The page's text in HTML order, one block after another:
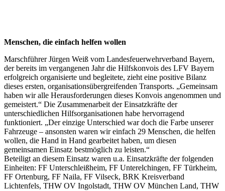
Menschen, die einfach helfen wollen
Marschführer Jürgen Weiß vom Landesfeuerwehrverband Bayern,
der bereits im vergangenen Jahr die Hilfskonvois des LFV Bayern
erfolgreich organisierte und begleitete, zieht eine positive Bilanz
dieses ersten, organisationsübergreifenden Transports. „Gemeinsam
haben wir alle Herausforderungen dieses Konvois angenommen und
gemeistert.“ Die Zusammenarbeit der Einsatzkräfte der
unterschiedlichen Hilfsorganisationen habe hervorragend
funktioniert. „Der einzige Unterschied war doch die Farbe unserer
Fahrzeuge – ansonsten waren wir einfach 29 Menschen, die helfen
wollen, die Hand in Hand gearbeitet haben, um diesen
gemeinsamen Einsatz bestmöglich zu leisten.“
Beteiligt an diesem Einsatz waren u.a. Einsatzkräfte der folgenden
Einheiten: FF Unterschleißheim, FF Unterelchingen, FF Türkheim,
FF Ortenburg, FF Naila, FF Vilseck, BRK Kreisverband
Lichtenfels, THW OV Ingolstadt, THW OV München Land, THW